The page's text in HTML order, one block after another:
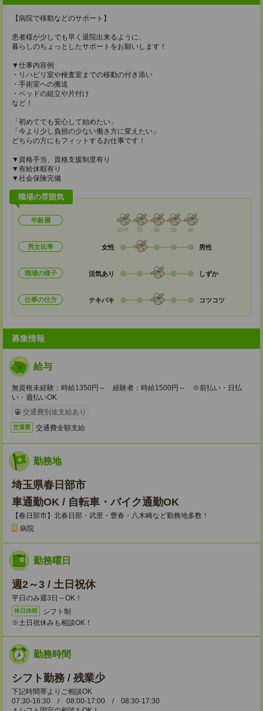
【病院で移動などのサポート】
患者様が少しでも早く退院出来るように、
暮らしのちょっとしたサポートをお願いします！
▼仕事内容例
・リハビリ室や検査室までの移動の付き添い
・手術室への搬送
・ベッドの組立や片付け
など！
「初めてでも安心して始めたい」
「今より少し負担の少ない働き方に変えたい」
どちらの方にもフィットするお仕事です！
▼資格手当、資格支援制度有り
▼有給休暇有り
▼社会保険完備
職場の雰囲気
年齢層
20代 30 40 50 60
男女比率 女性 男性
職場の様子 活気あり しずか
仕事の仕方 テキパキ コツコツ
募集情報
給与
無資格未経験：時給1350円～ 経験者：時給1500円～ ※前払い・日払
い・週払いOK
交通費別途支給あり
交通費 交通費全額支給
勤務地
埼玉県春日部市
車通勤OK / 自転車・バイク通勤OK
【春日部市】北春日部・武里・豊春・八木崎など勤務地多数！
病院
勤務曜日
週2～3 / 土日祝休
平日のみ週3日～OK！
休日休暇
シフト制
※土日祝休みも相談OK！
勤務時間
シフト勤務 / 残業少
下記時間帯よりご相談OK
07:30-16:30 / 08:00-17:00 / 08:30-17:30